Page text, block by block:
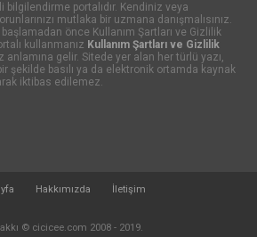
portalıdır. Kendiniz veya
mutlaka bir uzmana danışmalısınız.
önce Kullanım Şartları ve Gizlilik
kullanmanız Kullanım Şartları ve Gizlilik
anlamına gelir. Sitede yer alan her türlü yazı,
şekilde basılı ya da elektronik ortamda kaynak
iktibas edilemez.
Hakkımızda İletişim
© cicicee.com 2008 - 2019.